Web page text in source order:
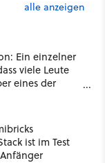
alle anzeigen
Ein einzelner
viele Leute
eines der
ist im Test